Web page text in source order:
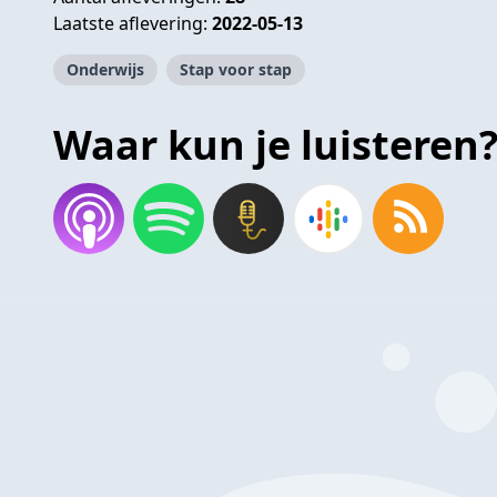
Laatste aflevering: 2022-05-13
Onderwijs Stap voor stap
Waar kun je luisteren?